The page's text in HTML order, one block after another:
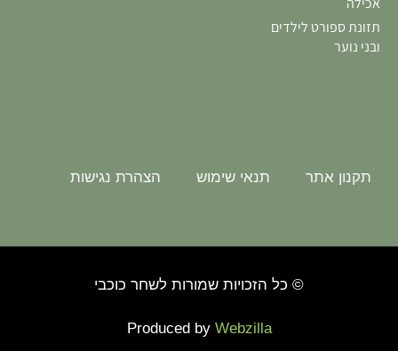
תזונת ספורט לילדים
ובני נוער
תקנון אתר תנאי שימוש הצהרת נגישות
© כל הזכויות שמורות לשחר כוכבי
Produced by Webzilla